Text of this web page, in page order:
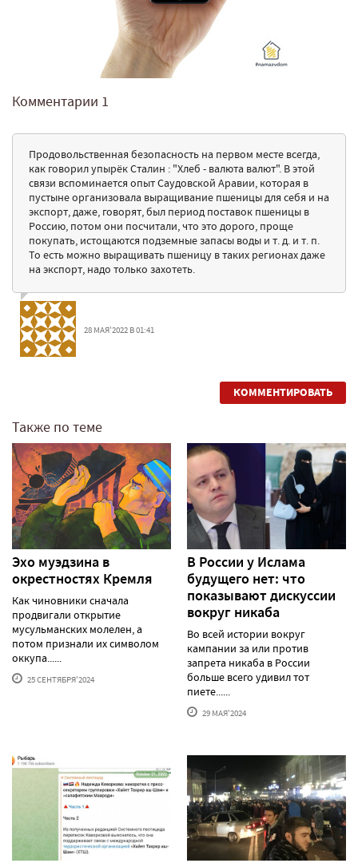
Комментарии 1
Продовольственная безопасность на первом месте всегда,
как говорил упырёк Сталин : "Хлеб - валюта валют". В этой
связи вспоминается опыт Саудовской Аравии, которая в
пустыне организовала выращивание пшеницы для себя и на
экспорт, даже, говорят, был период поставок пшеницы в
Россию, потом они посчитали, что это дорого, проще
покупать, истощаются подземные запасы воды и т. д. и т. п.
То есть можно выращивать пшеницу в таких регионах даже
на экспорт, надо только захотеть.
28 МАЯ'2022 В 01:41
КОММЕНТИРОВАТЬ
Также по теме
Эхо муэдзина в
окрестностях Кремля
Как чиновники сначала
продвигали открытие
мусульманских молелен, а
потом признали их символом
оккупа......
25 СЕНТЯБРЯ'2024
В России у Ислама
будущего нет: что
показывают дискуссии
вокруг никаба
Во всей истории вокруг
кампании за или против
запрета никаба в России
больше всего удивил тот
пиете......
29 МАЯ'2024